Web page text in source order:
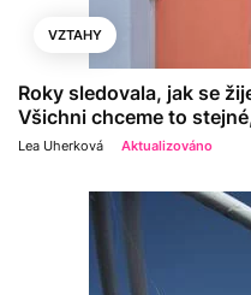
VZTAHY
Roky sledovala, jak se
Všichni chceme to
Lea Uherková Aktualizováno